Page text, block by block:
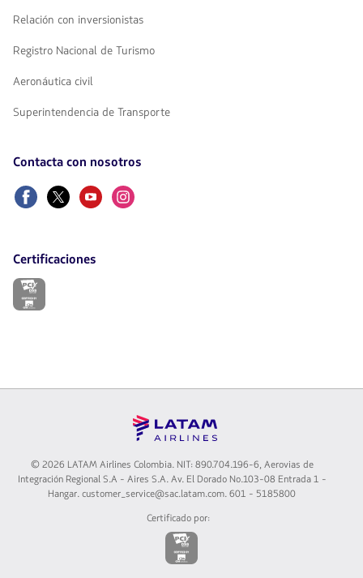
Relación con inversionistas
Registro Nacional de Turismo
Aeronáutica civil
Superintendencia de Transporte
Contacta con nosotros
FacebookTwitterYoutubeInstagram
Certificaciones
El
©2026 LATAM Airlines Colombia. NIT: 890.704.196-6, Aerovias de
Integración Regional S.A - Aires S.A. Av. El Dorado No.103-08 Entrada 1 -
Hangar. customer_service@sac.latam.com. 601 - 5185800
Certificado por:
El